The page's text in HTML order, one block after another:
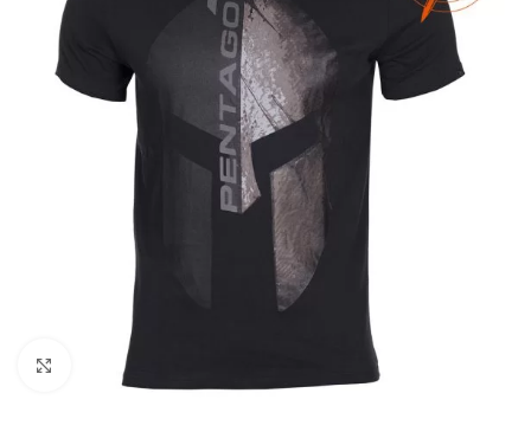
Klikni za uvećanje slike